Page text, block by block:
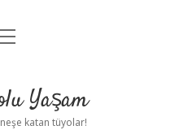
UyarıYaşam
katan tüyolar!